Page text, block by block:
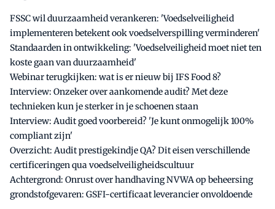
FSSC wil duurzaamheid verankeren: 'Voedselveiligheid
implementeren betekent ook voedselverspilling verminderen'
Standaarden in ontwikkeling: 'Voedselveiligheid moet niet ten
koste gaan van duurzaamheid'
Webinar terugkijken: wat is er nieuw bij IFS Food 8?
Interview: Onzeker over aankomende audit? Met deze
technieken kun je sterker in je schoenen staan
Interview: Audit goed voorbereid? 'Je kunt onmogelijk 100%
compliant zijn'
Overzicht: Audit prestigekindje QA? Dit eisen verschillende
certificeringen qua voedselveiligheidscultuur
Achtergrond: Onrust over handhaving NVWA op beheersing
grondstofgevaren: GSFI-certificaat leverancier onvoldoende